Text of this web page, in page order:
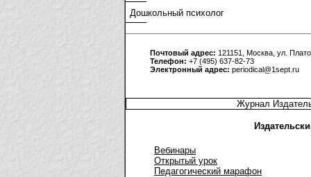
Дошкольный психолог
Почтовый адрес: 121151, Москва, ул.
Телефон: +7 (495) 637-82-73
Электронный адрес: periodical@1sept.ru
Журнал
Вебинары
Открытый урок
Педагогический марафон